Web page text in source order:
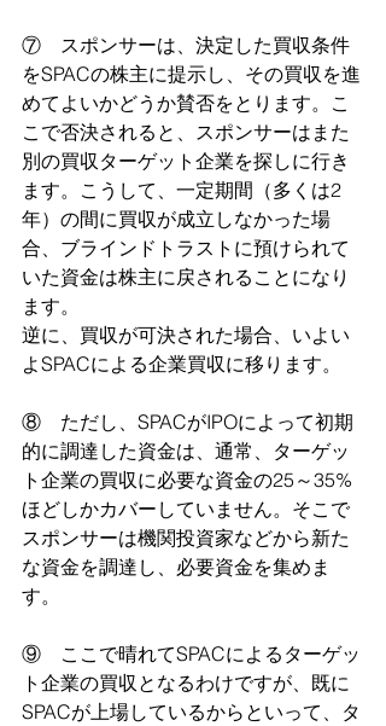
⑦　スポンサーは、決定した買収条件
をSPACの株主に提示し、その買収を進
めてよいかどうか賛否をとります。こ
こで否決されると、スポンサーはまた
別の買収ターゲット企業を探しに行き
ます。こうして、一定期間（多くは2
年）の間に買収が成立しなかった場
合、ブラインドトラストに預けられて
いた資金は株主に戻されることになり
ます。
逆に、買収が可決された場合、いよい
よSPACによる企業買収に移ります。
⑧　ただし、SPACがIPOによって初期
的に調達した資金は、通常、ターゲッ
ト企業の買収に必要な資金の25～35%
ほどしかカバーしていません。そこで
スポンサーは機関投資家などから新た
な資金を調達し、必要資金を集めま
す。
⑨　ここで晴れてSPACによるターゲッ
ト企業の買収となるわけですが、既に
SPACが上場しているからといって、タ